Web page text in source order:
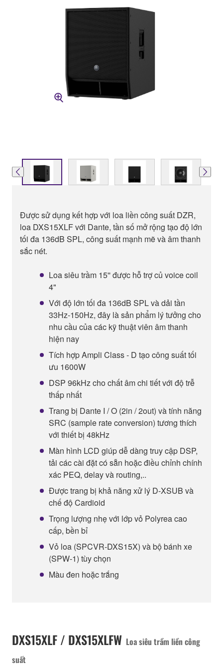
Được sử dụng kết hợp với loa liền công suất DZR,
loa DXS15XLF với Dante, tần số mở rộng tạo độ lớn
tối đa 136dB SPL, công suất mạnh mẽ và âm thanh
sắc nét.
Loa siêu trầm 15'' được hỗ trợ củ voice coil
4"
Với độ lớn tối đa 136dB SPL và dải tần
33Hz-150Hz, đây là sản phẩm lý tưởng cho
nhu cầu của các kỹ thuật viên âm thanh
hiện nay
Tích hợp Ampli Class - D tạo công suất tối
ưu 1600W
DSP 96kHz cho chất âm chi tiết với độ trễ
thấp nhất
Trang bị Dante I / O (2in / 2out) và tính năng
SRC (sample rate conversion) tương thích
với thiết bị 48kHz
Màn hình LCD giúp dễ dàng truy cập DSP,
tải các cài đặt có sẵn hoặc điều chỉnh chính
xác PEQ, delay và routing,..
Được trang bị khả năng xử lý D-XSUB và
chế độ Cardioid
Trọng lượng nhẹ với lớp vỏ Polyrea cao
cấp, bền bỉ
Vỏ loa (SPCVR-DXS15X) và bộ bánh xe
(SPW-1) tùy chọn
Màu đen hoặc trắng
DXS15XLF / DXS15XLFW Loa siêu trầm liền công
suất